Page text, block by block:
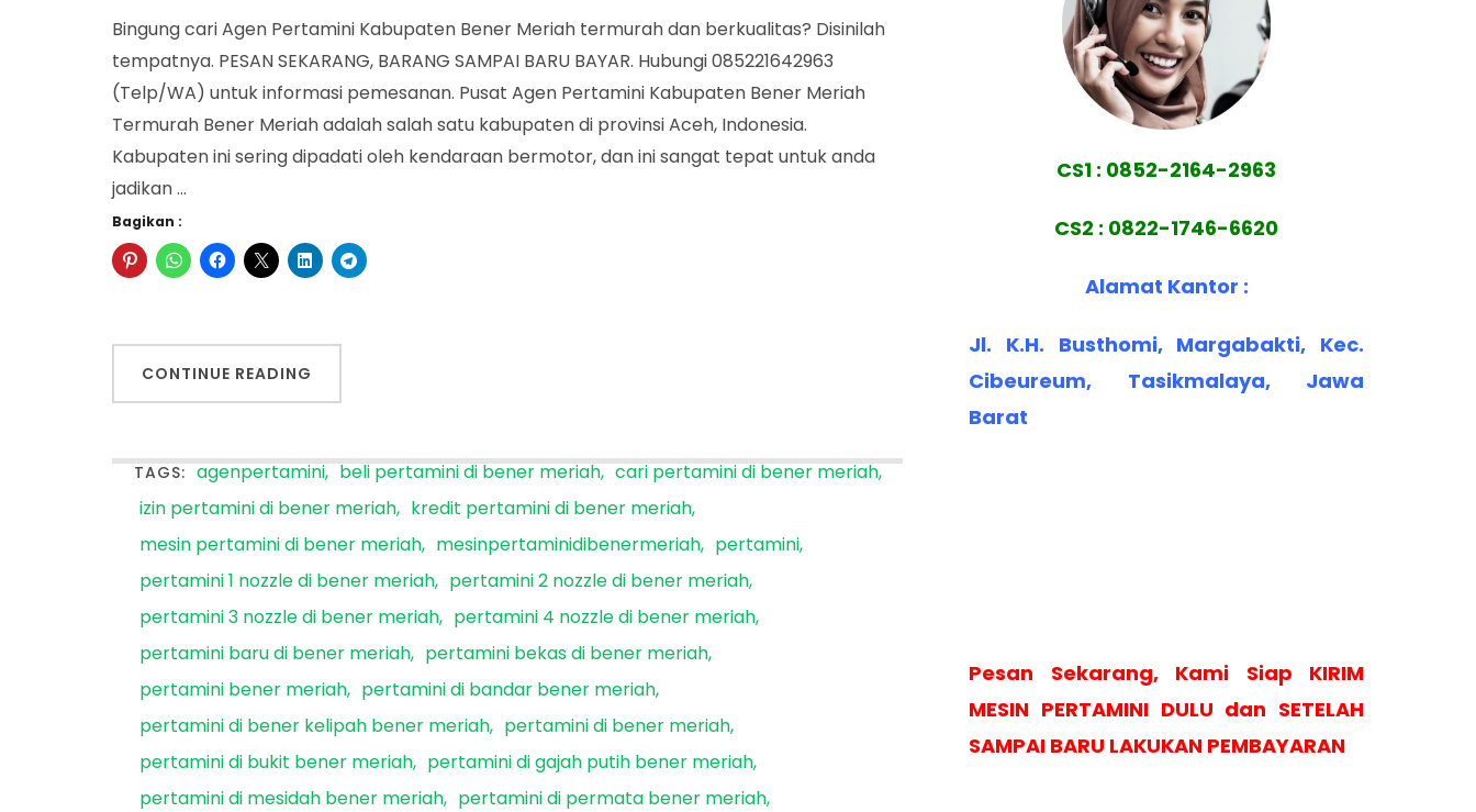
Kabupaten
Bener
Meriah
Bingung cari Agen Pertamini Kabupaten Bener Meriah termurah dan berkualitas? Disinilah
tempatnya. PESAN SEKARANG, BARANG SAMPAI BARU BAYAR. Hubungi 085221642963
(Telp/WA) untuk informasi pemesanan. Pusat Agen Pertamini Kabupaten Bener Meriah
Termurah Bener Meriah adalah salah satu kabupaten di provinsi Aceh, Indonesia.
Kabupaten ini sering dipadati oleh kendaraan bermotor, dan ini sangat tepat untuk anda
jadikan …
Bagikan :
CONTINUE READING
TAGS: agenpertamini beli pertamini di bener meriah cari pertamini di bener meriah
izin pertamini di bener meriah
kredit pertamini di bener meriah
mesin pertamini di bener meriah
mesinpertaminidibenermeriah
pertamini
pertamini 1 nozzle di bener meriah
pertamini 2 nozzle di bener meriah
pertamini 3 nozzle di bener meriah
pertamini 4 nozzle di bener meriah
pertamini baru di bener meriah
pertamini bekas di bener meriah
pertamini bener meriah
pertamini di bandar bener meriah
pertamini di bener kelipah bener meriah
pertamini di bener meriah
pertamini di bukit bener meriah
pertamini di gajah putih bener meriah
pertamini di mesidah bener meriah
pertamini di permata bener meriah
CS1 : 0852-2164-2963
CS2 : 0822-1746-6620
Alamat Kantor :
Jl. K.H. Busthomi, Margabakti, Kec.
Cibeureum, Tasikmalaya, Jawa
Barat
Pesan Sekarang, Kami Siap KIRIM
MESIN PERTAMINI DULU dan SETELAH
SAMPAI BARU LAKUKAN PEMBAYARAN